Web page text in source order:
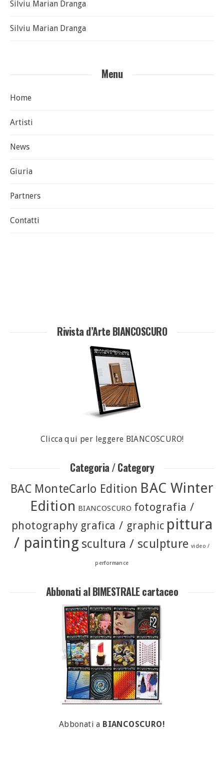
Silviu Marian Dranga
Silviu Marian Dranga
Menu
Home
Artisti
News
Giuria
Partners
Contatti
Rivista d’Arte BIANCOSCURO
Clicca qui per leggere BIANCOSCURO!
Categoria / Category
BAC MonteCarlo Edition BAC Winter
Edition BIANCOSCURO fotografia /
photography grafica / graphic pittura
/ painting scultura / sculpture video /
performance
Abbonati al BIMESTRALE cartaceo
Abbonati a BIANCOSCURO!